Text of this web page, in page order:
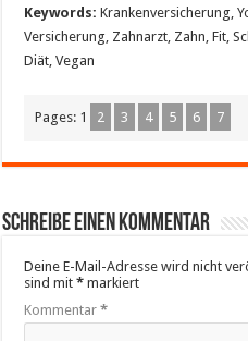
Keywords: Krankenversicherung,
Versicherung, Zahnarzt, Zahn, Fit,
Diät, Vegan
Pages: 1 2 3 4 5 6 7
Schreibe einen Kommentar
Deine E-Mail-Adresse wird nicht
sind mit* markiert
Kommentar*